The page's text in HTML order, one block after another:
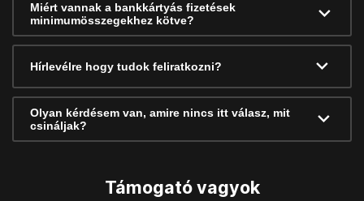
Miért vannak a bankkártyás fizetések
minimumösszegekhez kötve?
Hírlevélre hogy tudok feliratkozni?
Olyan kérdésem van, amire nincs itt válasz, mit
csináljak?
Támogató vagyok